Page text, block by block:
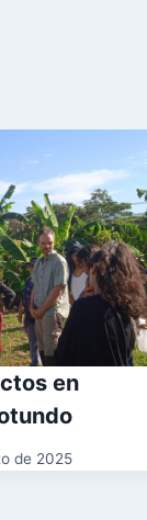
en
de 2025